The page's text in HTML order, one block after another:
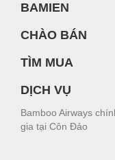
BAMIEN
CHÀO BÁN
TÌM MUA
DỊCH VỤ
Bamboo Airways
gia tại Côn Đảo